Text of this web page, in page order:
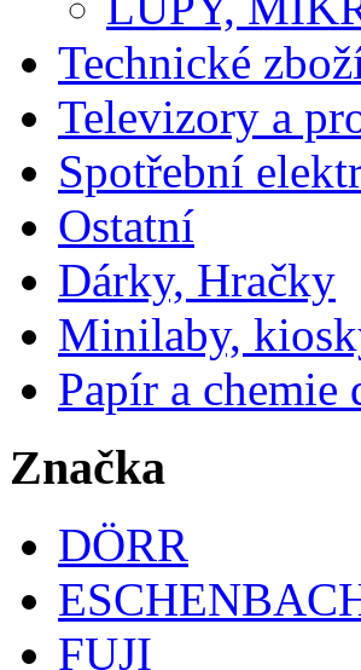
Technické
Televizory a
Spotřební
Ostatní
Dárky, Hračky
Minilaby,
Papír a
Značka
DÖRR
FUJI